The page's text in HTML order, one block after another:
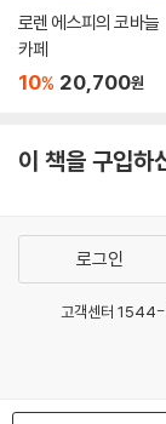
로렌 에스피의 코바늘
카페
10% 20,700원
이 책을 구입하
로그인
고객센터
이용